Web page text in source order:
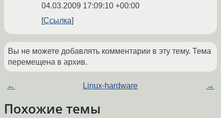
04.03.2009 17:09:10 +00:00
Ссылка
Вы не можете добавлять комментарии в эту тему. Тема
перемещена в архив.
← Linux-hardware →
Похожие темы